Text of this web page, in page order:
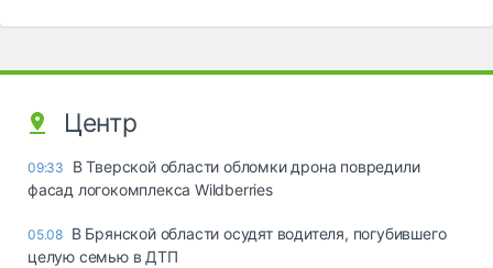
Центр
09:33
В Тверской области обломки дрона повредили
фасад логокомплекса Wildberries
05.08 В Брянской области осудят водителя, погубившего
целую семью в ДТП